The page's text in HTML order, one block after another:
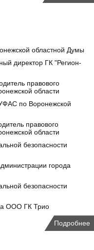
областной Думы
директор ГК "Регион-
правового
области
по Воронежской
правового
области
безопасности
города
безопасности
ООО ГК Трио
Подробнее